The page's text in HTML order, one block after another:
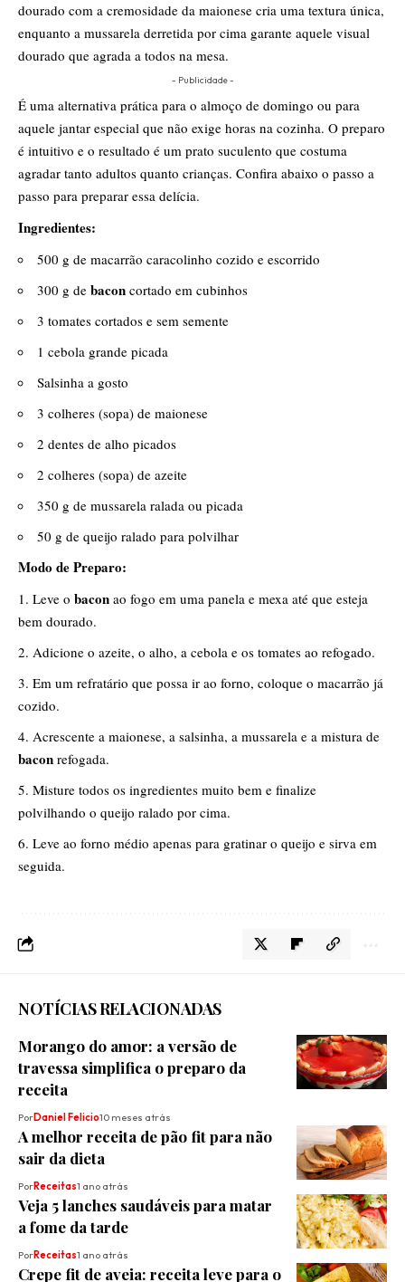
dourado com a cremosidade da maionese cria uma textura única,
enquanto a mussarela derretida por cima garante aquele visual
dourado que agrada a todos na mesa.
- Publicidade -
É uma alternativa prática para o almoço de domingo ou para
aquele jantar especial que não exige horas na cozinha. O preparo
é intuitivo e o resultado é um prato suculento que costuma
agradar tanto adultos quanto crianças. Confira abaixo o passo a
passo para preparar essa delícia.
Ingredientes:
500 g de macarrão caracolinho cozido e escorrido
300 g de bacon cortado em cubinhos
3 tomates cortados e sem semente
1 cebola grande picada
Salsinha a gosto
3 colheres (sopa) de maionese
2 dentes de alho picados
2 colheres (sopa) de azeite
350 g de mussarela ralada ou picada
50 g de queijo ralado para polvilhar
Modo de Preparo:
Leve o bacon ao fogo em uma panela e mexa até que esteja
bem dourado.
Adicione o azeite, o alho, a cebola e os tomates ao refogado.
Em um refratário que possa ir ao forno, coloque o macarrão já
cozido.
Acrescente a maionese, a salsinha, a mussarela e a mistura de
bacon refogada.
Misture todos os ingredientes muito bem e finalize
polvilhando o queijo ralado por cima.
Leve ao forno médio apenas para gratinar o queijo e sirva em
seguida.
NOTÍCIAS RELACIONADAS
Morango do amor: a versão de
travessa simplifica o preparo da
receita
PorDaniel Felicio10 meses atrás
A melhor receita de pão fit para não
sair da dieta
PorReceitas1 ano atrás
Veja 5 lanches saudáveis para matar
a fome da tarde
PorReceitas1 ano atrás
Crepe fit de aveia: receita leve para o